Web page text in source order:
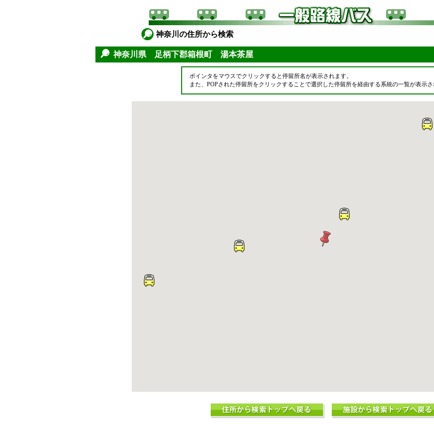
神奈川の住所から検索
神奈川県 足柄下郡箱根町 湯本茶屋
ポインタをマウスでクリックすると停留所名が表示されます。
また、POPされた停留所をクリックすることで選択した停留所を経由する系統の一覧が表示